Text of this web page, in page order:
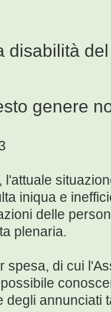
disabilità
genere
l'attuale
iniqua e
delle
plenaria.
spesa, di cui
degli annunciati